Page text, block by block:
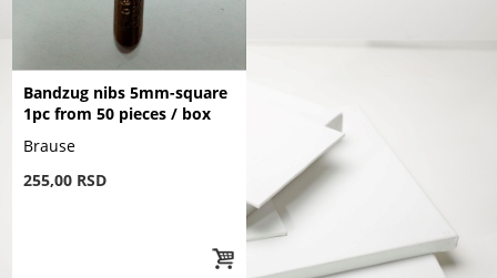
Bandzug nibs 5mm-square
1pc from 50 pieces / box
Brause
255,00 RSD